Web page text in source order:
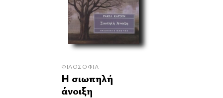
ΦΙΛΟΣΟΦΊΑ
Η σιωπηλή
άνοιξη